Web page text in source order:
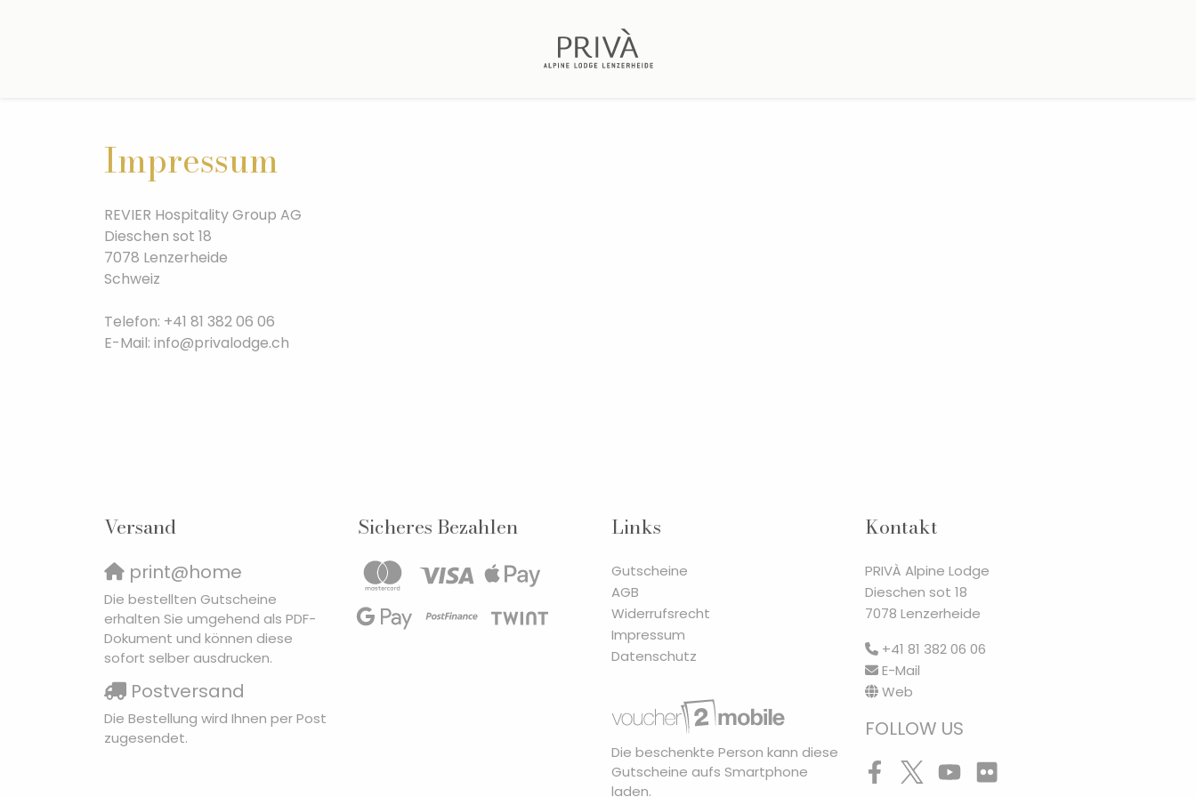
Impressum
REVIER Hospitality Group AG
Dieschen sot 18
7078 Lenzerheide
Schweiz
Telefon: +41 81 382 06 06
E-Mail: info@privalodge.ch
Versand
print@home
Die bestellten Gutscheine
erhalten Sie umgehend als PDF-
Dokument und können diese
sofort selber ausdrucken.
Postversand
Die Bestellung wird Ihnen per Post
zugesendet.
Sicheres Bezahlen Links
Gutscheine
AGB
Widerrufsrecht
Impressum
Datenschutz
Die beschenkte Person kann diese
Gutscheine aufs Smartphone
laden.
Kontakt
PRIVÀ Alpine Lodge
Dieschen sot 18
7078 Lenzerheide
+41 81 382 06 06
E-Mail
Web
FOLLOW US
Facebook
TwitterYoutubeFlickr